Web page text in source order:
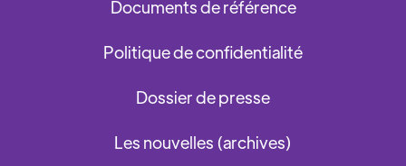
Documents de référence
Politique de confidentialité
Dossier de presse
Les nouvelles (archives)